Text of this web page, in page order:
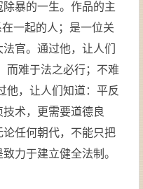
暴的一生。作品的主
在一起的人；是一位关
官。通过他，让人们
而难于法之必行；不难
他，让人们知道：平反
术，更需要道德良
任何朝代，不能只把
力于建立健全法制。